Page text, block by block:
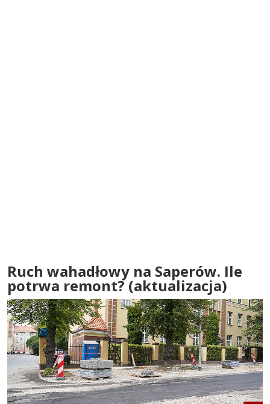
Ruch wahadłowy na Saperów. Ile
potrwa remont? (aktualizacja)